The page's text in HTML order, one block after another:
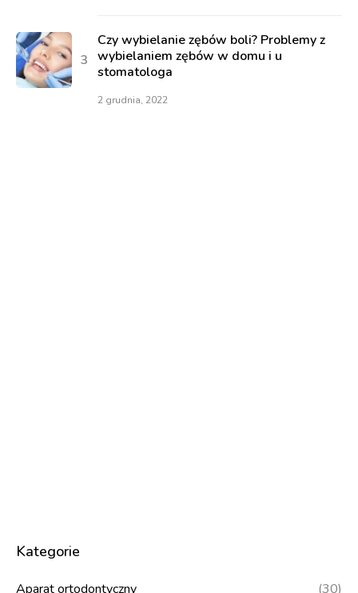
Czy wybielanie zębów boli? Problemy z
wybielaniem zębów w domu i u
stomatologa
2 grudnia, 2022
Kategorie
Aparat ortodontyczny (30)